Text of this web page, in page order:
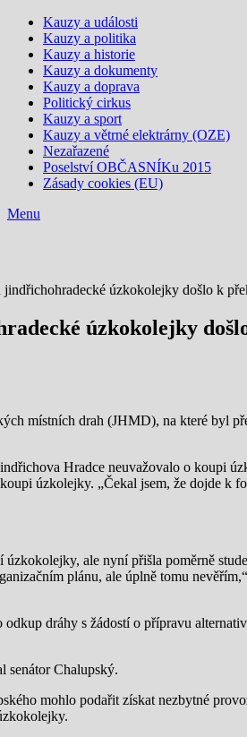
Kauzy a události
Kauzy a politika
Kauzy a historie
Kauzy a dokumenty
Kauzy a doprava
Politický cirkus
Kauzy a sport
Kauzy a větrné elektrárny (OZE)
Nezařazené
Poselství OBČASNÍKu 2015
Zásady cookies (EU)
Menu
úzkokolejky došlo k
úzkokolejky
místních drah (JHMD), na které byl
Hradce neuvažovalo o koupi
úzkolejky. „Čekal jsem, že dojde k
ale nyní přišla poměrně
plánu, ale úplně tomu
dráhy s žádostí o přípravu
senátor Chalupský.
mohlo podařit získat nezbytné